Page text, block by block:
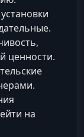
ценности.
на